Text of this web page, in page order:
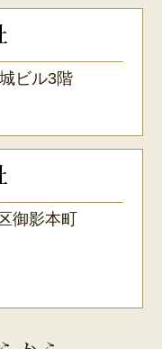
ビル3階
御影本町